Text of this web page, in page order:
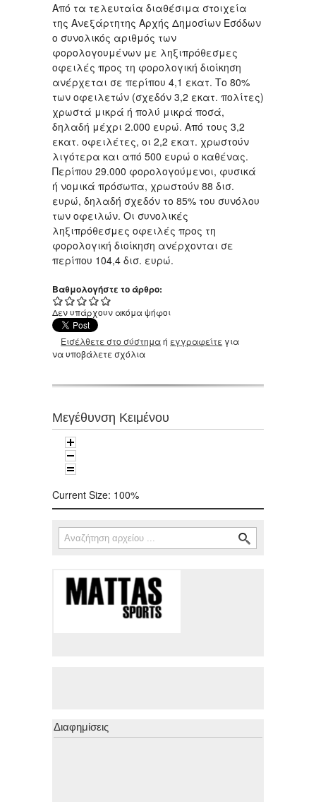
Από τα τελευταία διαθέσιμα στοιχεία
της Ανεξάρτητης Αρχής Δημοσίων Εσόδων
ο συνολικός αριθμός των
φορολογουμένων με ληξιπρόθεσμες
οφειλές προς τη φορολογική διοίκηση
ανέρχεται σε περίπου 4,1 εκατ. Το 80%
των οφειλετών (σχεδόν 3,2 εκατ. πολίτες)
χρωστά μικρά ή πολύ μικρά ποσά,
δηλαδή μέχρι 2.000 ευρώ. Από τους 3,2
εκατ. οφειλέτες, οι 2,2 εκατ. χρωστούν
λιγότερα και από 500 ευρώ ο καθένας.
Περίπου 29.000 φορολογούμενοι, φυσικά
ή νομικά πρόσωπα, χρωστούν 88 δισ.
ευρώ, δηλαδή σχεδόν το 85% του συνόλου
των οφειλών. Οι συνολικές
ληξιπρόθεσμες οφειλές προς τη
φορολογική διοίκηση ανέρχονται σε
περίπου 104,4 δισ. ευρώ.
Βαθμολογήστε το άρθρο:
Δεν υπάρχουν ακόμα ψήφοι
Εισέλθετε στο σύστημαή εγγραφείτε για
να υποβάλετε σχόλια
Μεγέθυνση Κειμένου
Current Size: 100%
Φόρμα αναζήτησης
Αναζήτηση
Διαφημίσεις